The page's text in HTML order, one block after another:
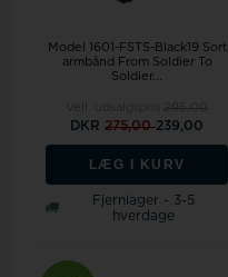
Model 1601-FSTS-Black19 Sort
armbånd From Soldier To
Soldier...
DKR275,00239,00
LÆG I KURV
Fjernlager - 3-5
hverdage